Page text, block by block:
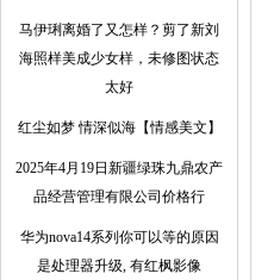
马伊琍离婚了又怎样？剪了新刘
海照样美成少女样，未修图状态
太好
红尘如梦 情深似海【情感美文】
2025年4月19日新疆绿珠九鼎农产
品经营管理有限公司价格行
华为nova14系列你可以等的原因
是处理器升级, 有红枫影像